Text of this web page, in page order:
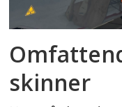
skinner